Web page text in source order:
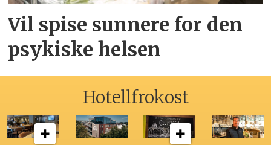
Vil spise sunnere for den
psykiske helsen
Hotellfrokost